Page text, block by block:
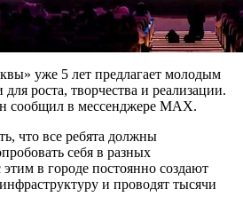
уже 5 лет предлагает молодым
роста, творчества и реализации.
сообщил в мессенджере MAX.
что все ребята должны
себя в разных
в городе постоянно создают
и проводят тысячи